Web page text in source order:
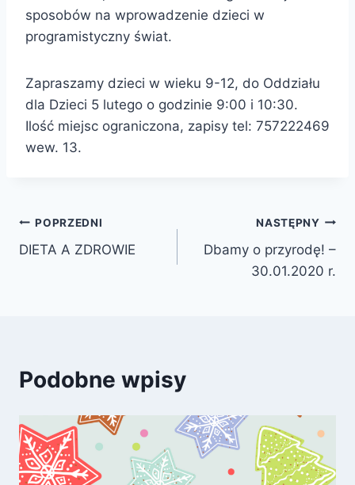
sposobów na wprowadzenie dzieci w
programistyczny świat.
Zapraszamy dzieci w wieku 9-12, do Oddziału
dla Dzieci 5 lutego o godzinie 9:00 i 10:30.
Ilość miejsc ograniczona, zapisy tel: 757222469
wew. 13.
Nawigacja
wpisu
POPRZEDNI
DIETA A ZDROWIE
NASTĘPNY
Dbamy o przyrodę! –
30.01.2020 r.
Podobne wpisy